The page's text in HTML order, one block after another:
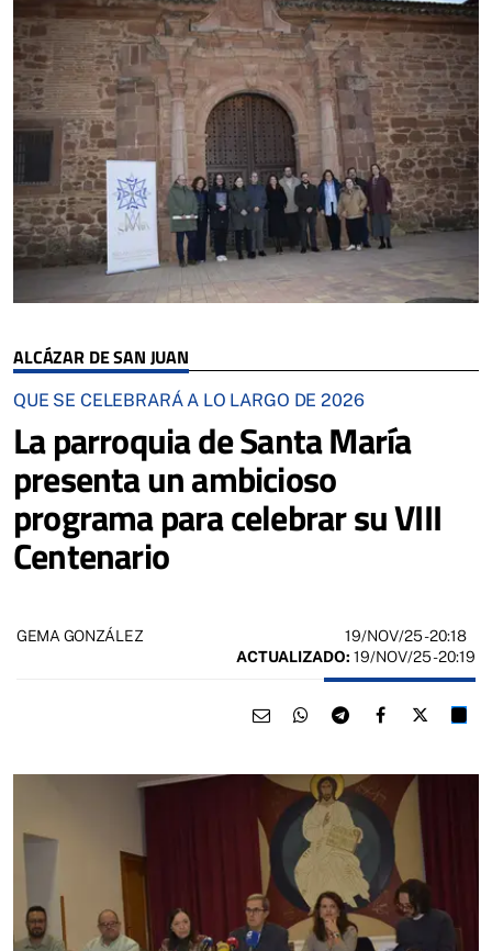
ALCÁZAR DE SAN JUAN
QUE SE CELEBRARÁ A LO LARGO DE 2026
La parroquia de Santa María
presenta un ambicioso
programa para celebrar su VIII
Centenario
GEMA GONZÁLEZ 19/NOV/25- 20:18
ACTUALIZADO: 19/NOV/25 - 20:19